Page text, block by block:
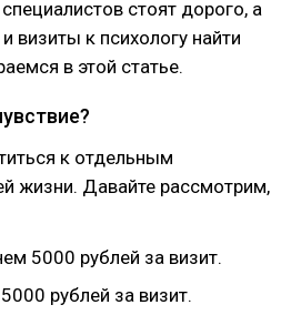
стоят дорого, а
визиты к психологу найти
в этой статье.
к отдельным
жизни. Давайте рассмотрим,
5000 рублей за визит.
рублей за визит.